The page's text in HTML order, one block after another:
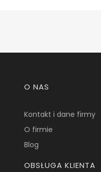
Linki w stopce
O NAS
Kontakt i dane firmy
O firmie
Blog
OBSŁUGA KLIENTA